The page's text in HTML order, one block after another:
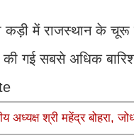
में राजस्थान के चूरू
गई सबसे अधिक
अध्यक्ष श्री महेंद्र बोहरा,